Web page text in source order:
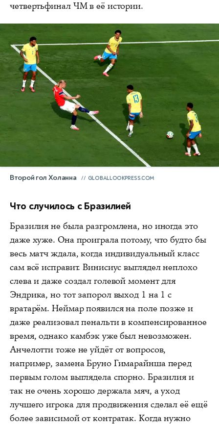
четвертьфинал ЧМ в её истории.
Второй гол Холанна GLOBALLOOKPRESS.COM
Что случилось с Бразилией
Бразилия не была разгромлена, но иногда это
даже хуже. Она проиграла потому, что будто бы
весь матч ждала, когда индивидуальный класс
сам всё исправит. Винисиус выглядел неплохо
слева и даже создал голевой момент для
Эндрика, но тот запорол выход 1 на 1 с
вратарём. Неймар появился на поле позже и
даже реализовал пенальти в компенсированное
время, однако камбэк уже был невозможен.
Анчелотти тоже не уйдёт от вопросов,
например, замена Бруно Гимарайнша перед
первым голом выглядела спорно. Бразилия и
так не очень хорошо держала мяч, а уход
лучшего игрока для продвижения сделал её ещё
более зависимой от контратак. Когда нужно